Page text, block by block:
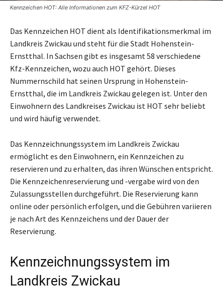
Kennzeichen HOT: Alle Informationen zum KFZ-Kürzel HOT
Das Kennzeichen HOT dient als Identifikationsmerkmal im
Landkreis Zwickau und steht für die Stadt Hohenstein-
Ernstthal. In Sachsen gibt es insgesamt 58 verschiedene
Kfz-Kennzeichen, wozu auch HOT gehört. Dieses
Nummernschild hat seinen Ursprung in Hohenstein-
Ernstthal, die im Landkreis Zwickau gelegen ist. Unter den
Einwohnern des Landkreises Zwickau ist HOT sehr beliebt
und wird häufig verwendet.
Das Kennzeichnungssystem im Landkreis Zwickau
ermöglicht es den Einwohnern, ein Kennzeichen zu
reservieren und zu erhalten, das ihren Wünschen entspricht.
Die Kennzeichenreservierung und -vergabe wird von den
Zulassungsstellen durchgeführt. Die Reservierung kann
online oder persönlich erfolgen, und die Gebühren variieren
je nach Art des Kennzeichens und der Dauer der
Reservierung.
Kennzeichnungssystem im
Landkreis Zwickau